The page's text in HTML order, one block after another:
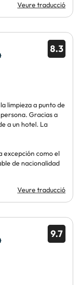
Veure traducció
8.3
limpieza a punto de
Gracias a
a un hotel. La
excepción como el
de nacionalidad
Veure traducció
9.7